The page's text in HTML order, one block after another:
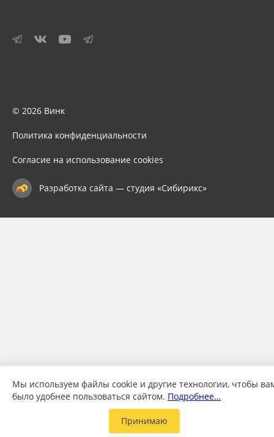
© 2026 Винк
Политика конфиденциальности
Согласие на использование cookies
Разработка сайта — студия «Сибирикс»
Мы используем файлы cookie и другие технологии, чтобы
было удобнее пользоваться сайтом. Подробнее…
Принимаю